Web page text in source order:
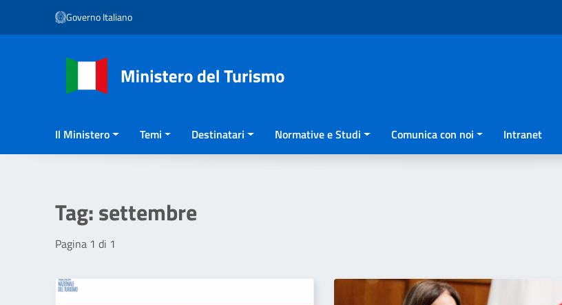
Vai ai contenuti
Vai al menu di navigazione
Governo Italiano
Il Ministero Temi Destinatari Normative e Studi Comunica con noi Intranet
Tag:settembre
Pagina 1 di 1